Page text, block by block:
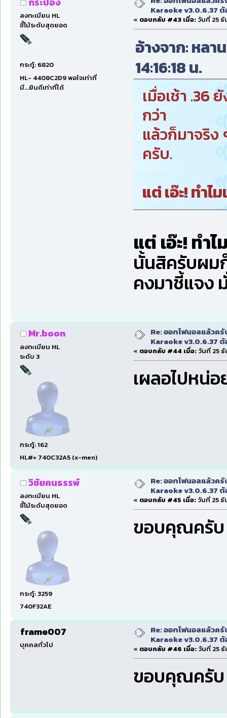
ลงทะเบียน HL
ขี้โม้ระดับสุดยอด
กระทู้: 6820
HL- 4408C2D9 พอใจเท่าที่
มี...ยินดีเท่าที่ได้
Karaoke v3.0.6.37
« ตอบกลับ #43 เมื่อ: วันที่ 25
อ้างจาก: หลา
14:16:18 น.
เมื่อเช้า .36
กว่า
แล้วก็มาจริ
ครับ.
แต่ เอ๊ะ! ทำไ
แต่ เอ๊ะ! ทำ
นั้นสิครับผม
คงมาชี้แจง
Mr.boon
ลงทะเบียน HL
ระดับ 3
กระทู้: 162
HL#= 740C32A5 (x-men)
Re: ออกไฟนอลแล้วค
Karaoke v3.0.6.37
« ตอบกลับ #44 เมื่อ: วันที่ 25
เผลอไปหน่
วิชัยคนธรรพ์
ลงทะเบียน HL
ขี้โม้ระดับสุดยอด
กระทู้: 3259
740F32AE
Re: ออกไฟนอลแล้วค
Karaoke v3.0.6.37
« ตอบกลับ #45 เมื่อ: วันที่ 25 ธั
ขอบคุณครับ
frame007
บุคคลทั่วไป
Re: ออกไฟนอลแล้วค
Karaoke v3.0.6.37
« ตอบกลับ #46 เมื่อ: วันที่ 25 ธั
ขอบคุณครับ